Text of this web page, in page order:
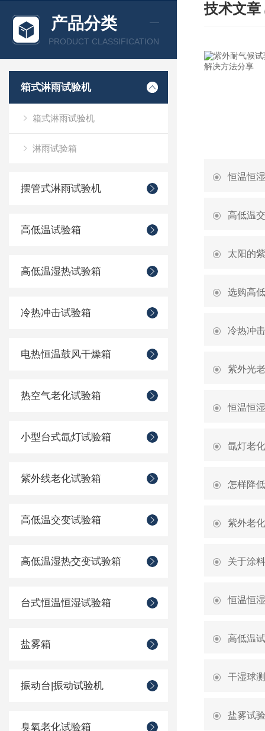
产品分类
PRODUCT CLASSIFICATION
箱式淋雨试验机
箱式淋雨试验机
淋雨试验箱
摆管式淋雨试验机
高低温试验箱
高低温湿热试验箱
冷热冲击试验箱
电热恒温鼓风干燥箱
热空气老化试验箱
小型台式氙灯试验箱
紫外线老化试验箱
高低温交变试验箱
高低温湿热交变试验箱
台式恒温恒湿试验箱
盐雾箱
振动台|振动试验机
臭氧老化试验箱
技术文章
恒温恒
高低温
太阳的
选购高
冷热冲
紫外光
恒温恒
氙灯老
怎样降
紫外老
关于涂
恒温恒
高低温
干湿球
盐雾试